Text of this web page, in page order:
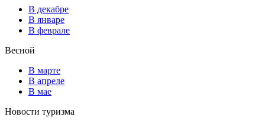
В декабре
В январе
В феврале
Весной
В марте
В апреле
В мае
Новости туризма